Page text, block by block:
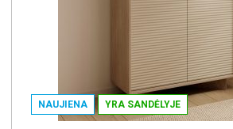
NAUJIENA YRA SANDĖLYJE